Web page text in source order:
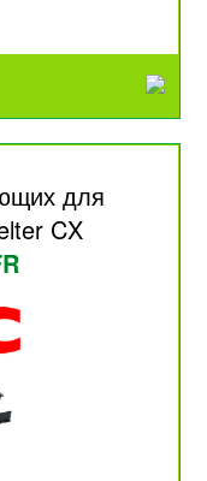
для
CX